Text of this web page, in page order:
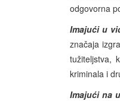
odgovorna
Imajući u
značaja
tužiteljstva,
kriminala i
Imajući na